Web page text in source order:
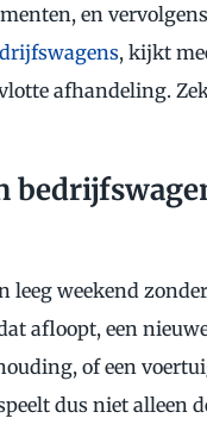
en
, kijkt
afhandeling.
weekend
afloopt, een
of een
dus niet alleen